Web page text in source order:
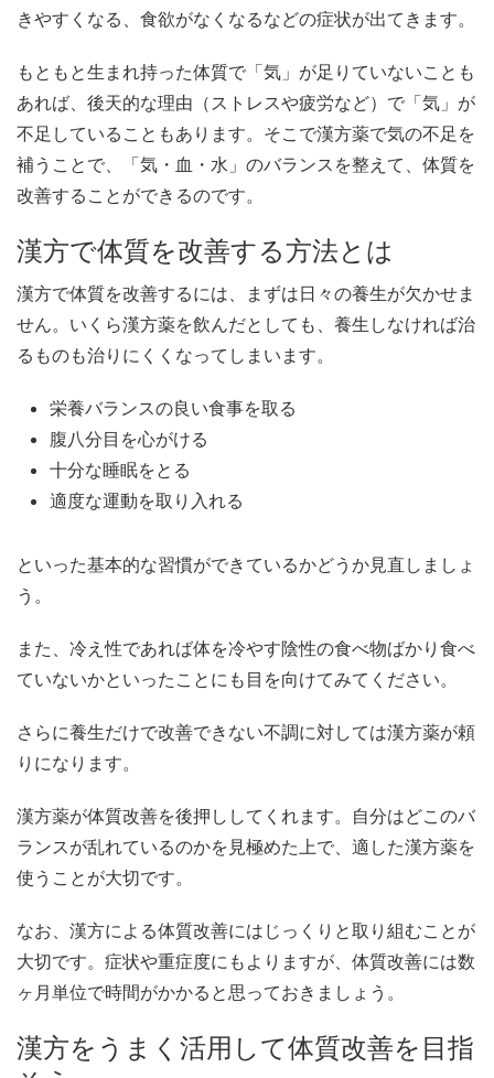
きやすくなる、食欲がなくなるなどの症状が出てきます。
もともと生まれ持った体質で「気」が足りていないことも
あれば、後天的な理由（ストレスや疲労など）で「気」が
不足していることもあります。そこで漢方薬で気の不足を
補うことで、「気・血・水」のバランスを整えて、体質を
改善することができるのです。
漢方で体質を改善する方法とは
漢方で体質を改善するには、まずは日々の養生が欠かせま
せん。いくら漢方薬を飲んだとしても、養生しなければ治
るものも治りにくくなってしまいます。
栄養バランスの良い食事を取る
腹八分目を心がける
十分な睡眠をとる
適度な運動を取り入れる
といった基本的な習慣ができているかどうか見直しましょ
う。
また、冷え性であれば体を冷やす陰性の食べ物ばかり食べ
ていないかといったことにも目を向けてみてください。
さらに養生だけで改善できない不調に対しては漢方薬が頼
りになります。
漢方薬が体質改善を後押ししてくれます。自分はどこのバ
ランスが乱れているのかを見極めた上で、適した漢方薬を
使うことが大切です。
なお、漢方による体質改善にはじっくりと取り組むことが
大切です。症状や重症度にもよりますが、体質改善には数
ヶ月単位で時間がかかると思っておきましょう。
漢方をうまく活用して体質改善を目指